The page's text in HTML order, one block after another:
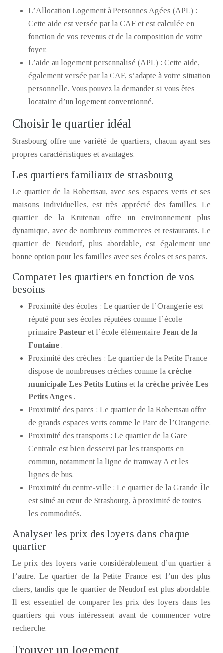
L’Allocation Logement à Personnes Agées (APL) :
Cette aide est versée par la CAF et est calculée en
fonction de vos revenus et de la composition de votre
foyer.
L’aide au logement personnalisé (APL) : Cette aide,
également versée par la CAF, s’adapte à votre situation
personnelle. Vous pouvez la demander si vous êtes
locataire d’un logement conventionné.
Choisir le quartier idéal
Strasbourg offre une variété de quartiers, chacun ayant ses
propres caractéristiques et avantages.
Les quartiers familiaux de strasbourg
Le quartier de la Robertsau, avec ses espaces verts et ses
maisons individuelles, est très apprécié des familles. Le
quartier de la Krutenau offre un environnement plus
dynamique, avec de nombreux commerces et restaurants. Le
quartier de Neudorf, plus abordable, est également une
bonne option pour les familles avec ses écoles et ses parcs.
Comparer les quartiers en fonction de vos
besoins
Proximité des écoles : Le quartier de l’Orangerie est
réputé pour ses écoles réputées comme l’école
primaire Pasteur et l’école élémentaire Jean de la
Fontaine .
Proximité des crèches : Le quartier de la Petite France
dispose de nombreuses crèches comme la crèche
municipale Les Petits Lutins et la crèche privée Les
Petits Anges .
Proximité des parcs : Le quartier de la Robertsau offre
de grands espaces verts comme le Parc de l’Orangerie.
Proximité des transports : Le quartier de la Gare
Centrale est bien desservi par les transports en
commun, notamment la ligne de tramway A et les
lignes de bus.
Proximité du centre-ville : Le quartier de la Grande Île
est situé au cœur de Strasbourg, à proximité de toutes
les commodités.
Analyser les prix des loyers dans chaque
quartier
Le prix des loyers varie considérablement d’un quartier à
l’autre. Le quartier de la Petite France est l’un des plus
chers, tandis que le quartier de Neudorf est plus abordable.
Il est essentiel de comparer les prix des loyers dans les
quartiers qui vous intéressent avant de commencer votre
recherche.
Trouver un logement